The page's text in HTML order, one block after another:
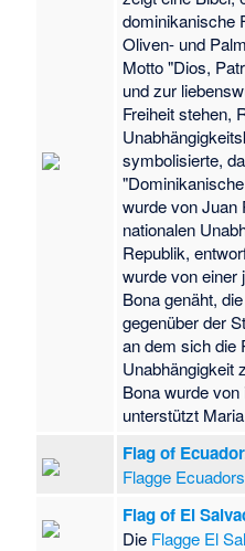
dominikanische
Oliven- und
Motto "Dios,
und zur
Freiheit stehen,
symbolisierte,
wurde von Juan
nationalen
Republik,
wurde von einer
Bona genäht,
gegenüber der
an dem sich die
Unabhängigkeit
Bona wurde
unterstützt
Flag of
Flagge Ecuadors
Flag of El
Die Flagge El